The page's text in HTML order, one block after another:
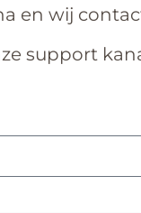
en wij
support